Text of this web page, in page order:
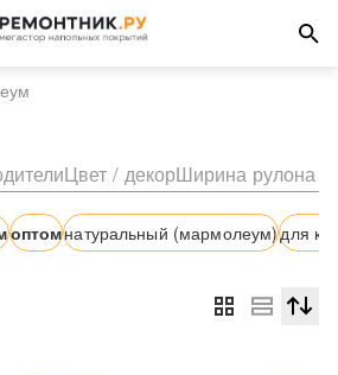
Цвет / декорШирина рулона
оптомнатуральный (мармолеум)для